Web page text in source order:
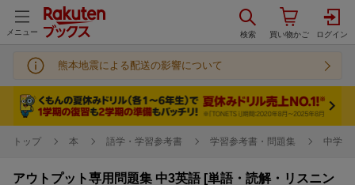
メニュー
熊本地震による配送の影響について
トップ 本 語学・学習参考書 学習参考書・問題集 中学校
アウトプット専用問題集 中3英語 [単語・読解・リスニン